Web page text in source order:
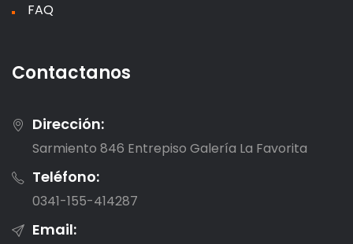
FAQ
Contactanos
Dirección:
Sarmiento 846 Entrepiso Galería La Favorita
Teléfono:
0341-155-414287
Email: